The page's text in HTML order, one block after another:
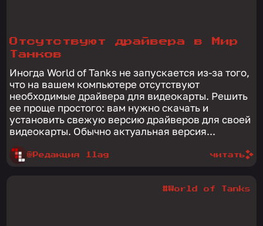
Отсутствуют драйвера в Мир
Танков
Иногда World of Tanks не запускается из-за того,
что на вашем компьютере отсутствуют
необходимые драйвера для видеокарты. Решить
ее проще простого: вам нужно скачать и
установить свежую версию драйверов для своей
видеокарты. Обычно актуальная версия...
@Редакция 1lag читать
#World of Tanks